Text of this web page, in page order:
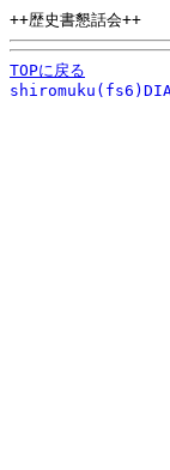
++歴史書懇話会++
TOPに戻る